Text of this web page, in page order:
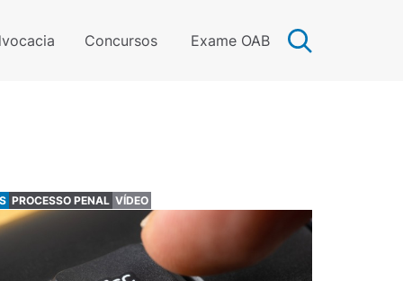
Concursos Exame OAB
PROCESSO PENAL VÍDEO